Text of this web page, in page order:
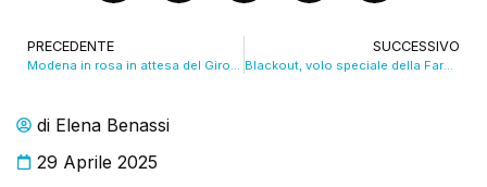
di Elena Benassi
29 Aprile 2025
PRECEDENTE
Modena in rosa in attesa del Giro. VIDEO
SUCCESSIVO
Blackout, volo speciale della Farnesina per le sei carpigiane bloccate a Lisbona. VIDEO